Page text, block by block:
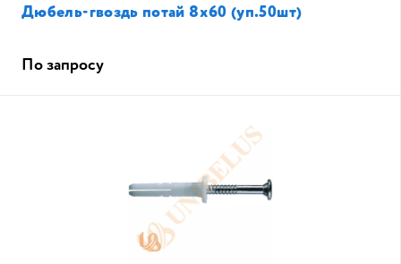
Дюбель-гвоздь потай 8х60 (уп.50шт)
По запросу